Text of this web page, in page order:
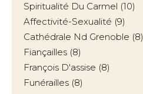
Spiritualité Du Carmel (10)
Affectivité-Sexualité (9)
Cathédrale Nd Grenoble (8)
Fiançailles (8)
François D'assise (8)
Funérailles (8)